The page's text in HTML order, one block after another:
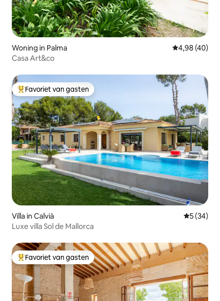
Woning in Palma Gemiddelde
4,98 (40)
Casa Art&co
Topfavoriet van gasten
Favoriet van gasten
Villa in Calvià
5 (34)
Luxe villa Sol de Mallorca
Topfavoriet van gasten
Favoriet van gasten